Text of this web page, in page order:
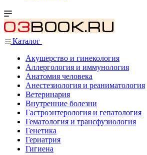
Каталог
Акушерство и гинекология
Аллергология и иммунология
Анатомия человека
Анестезиология и реаниматология
Ветеринария
Внутренние болезни
Гастроэнтерология и гепатология
Гематология и трансфузиология
Генетика
Гериатрия
Гигиена